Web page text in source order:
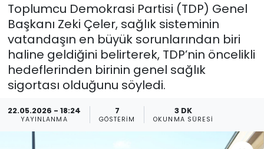
Toplumcu Demokrasi Partisi (TDP) Genel
Başkanı Zeki Çeler, sağlık sisteminin
vatandaşın en büyük sorunlarından biri
haline geldiğini belirterek, TDP’nin öncelikli
hedeflerinden birinin genel sağlık
sigortası olduğunu söyledi.
22.05.2026 - 18:24
YAYINLANMA
7
GÖSTERIM
3 DK
OKUNMA SÜRESI
GEZİ
Güncel
Gündem
KKTC
KKTC YEREL SEÇİM 2018